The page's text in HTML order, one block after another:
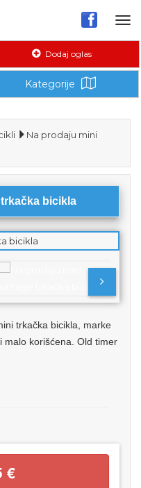
Dodaj oglas
Kategorije
Na prodaju mini
bicikla
trkačka bicikla, marke
malo korišćena. Old timer
€